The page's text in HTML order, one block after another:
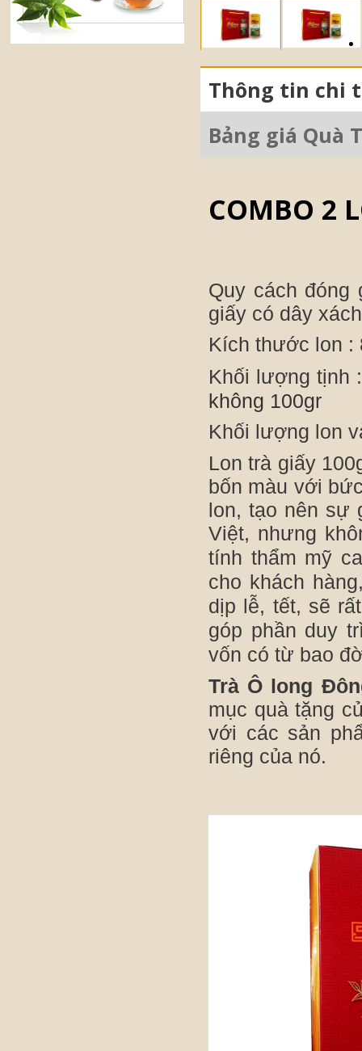
Thông tin chi
Bảng giá Quà
COMBO 2
Quy cách đóng
giấy có dây
Kích thước lon :
Khối lượng tịnh
không 100gr
Khối lượng lon
Lon trà giấy
bốn màu với
lon, tạo nên sự
Việt, nhưng
tính thẩm mỹ
cho khách
dịp lễ, tết, sẽ
góp phần duy
vốn có từ bao
Trà Ô long
mục quà tặng
với các sản
riêng của nó.